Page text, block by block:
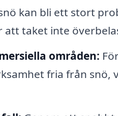
kan bli ett stort
taket inte
områden:
fria från snö,